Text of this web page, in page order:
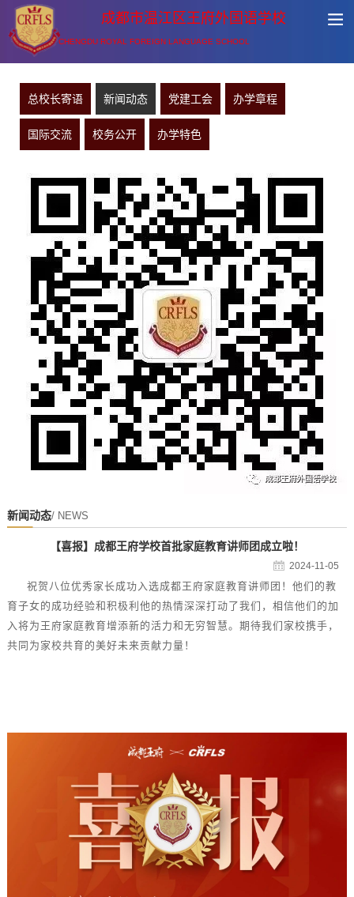
成都市温江区王府外国语学校
CHENGDU ROYAL FOREIGN LANGUAGE SCHOOL
总校长寄语 新闻动态 党建工会 办学章程
国际交流 校务公开 办学特色
新闻动态/ NEWS
【喜报】成都王府学校首批家庭教育讲师团成立啦！
2024-11-05
祝贺八位优秀家长成功入选成都王府家庭教育讲师团！他们的教
育子女的成功经验和积极利他的热情深深打动了我们，相信他们的加
入将为王府家庭教育增添新的活力和无穷智慧。期待我们家校携手，
共同为家校共育的美好未来贡献力量！